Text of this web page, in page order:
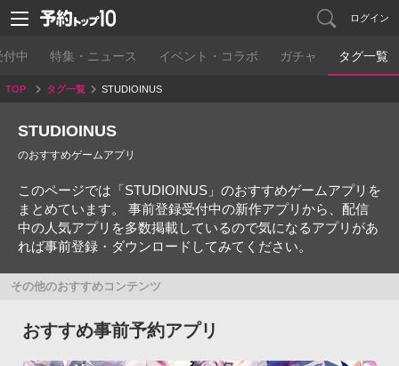
ログイン
中 特集・ニュース イベント・コラボ ガチャ タグ一覧
TOP タグ一覧 STUDIOINUS
STUDIOINUS
のおすすめゲームアプリ
このページでは「STUDIOINUS」のおすすめゲームアプリを
まとめています。 事前登録受付中の新作アプリから、配信
中の人気アプリを多数掲載しているので気になるアプリがあ
れば事前登録・ダウンロードしてみてください。
その他のおすすめコンテンツ
おすすめ事前予約アプリ